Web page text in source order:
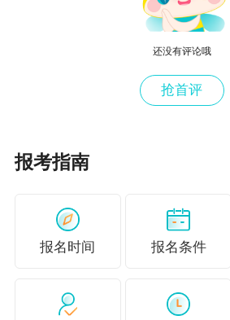
辅导书，除了每章配有同步练
还没有评论哦
抢首评
报考指南
报名时间 报名条件